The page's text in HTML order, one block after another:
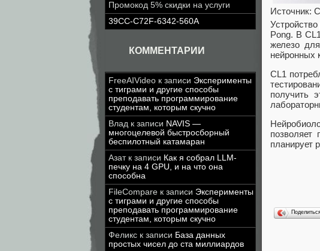
Промокод 5% скидки на услуги
39CC-C72F-6342-560A
КОММЕНТАРИИ
FreeAIVideo к записи Эксперименты
с тиграми и другие способы
преподавать программирование
студентам, которым скучно
Влад к записи NAVIS —
многоцелевой быстросборный
беспилотный катамаран
Азатк записи Как я собрал LLM-
печку на 4 GPU, и на что она
способна
FileCompare к записи Эксперименты
с тиграми и другие способы
преподавать программирование
студентам, которым скучно
Феликс к записи База данных
простых чисел до ста миллиардов
Источник:
Pong. В
железо
нейронных
CL1
получить
позволяет
планирует